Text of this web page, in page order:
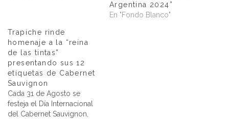
Argentina 2024”
En "Fondo Blanco"
Trapiche rinde
homenaje a la “reina
de las tintas”
presentando sus 12
etiquetas de Cabernet
Sauvignon
Cada 31 de Agosto se
festeja el Día Internacional
del Cabernet Sauvignon,